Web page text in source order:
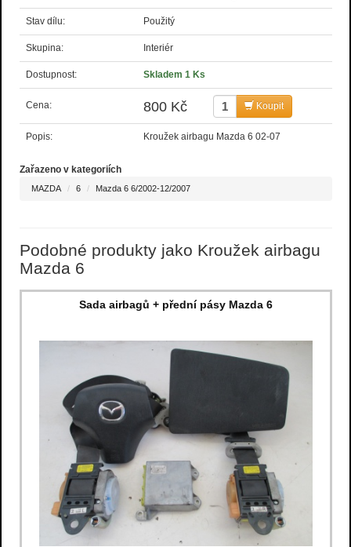
Stav dílu: Použitý
Skupina: Interiér
Dostupnost: Skladem 1 Ks
Cena: 800 Kč Koupit
Popis: Kroužek airbagu Mazda 6 02-07
Zařazeno v kategoriích
MAZDA 6 Mazda 6 6/2002-12/2007
Podobné produkty jako Kroužek airbagu
Mazda 6
Sada airbagů + přední pásy Mazda 6